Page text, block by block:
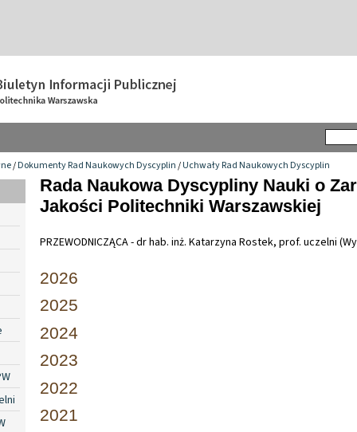
/Dokumenty Rad Naukowych Dyscyplin/Uchwały Rad Naukowych Dyscyplin
Rada Naukowa Dyscypliny Nauki o
Jakości Politechniki Warszawskiej
PRZEWODNICZĄCA - dr hab. inż. Katarzyna Rostek, prof. uczelni
2026
2025
2024
2023
2022
2021